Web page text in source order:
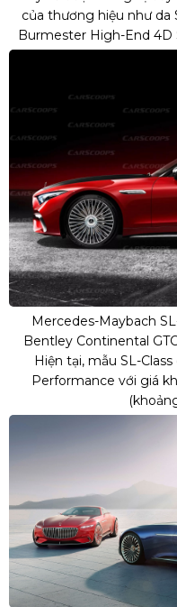
của thương hiệu như da
Burmester High-End 4D
Mercedes-Maybach
Bentley Continental
Hiện tại, mẫu SL-
Performance với giá